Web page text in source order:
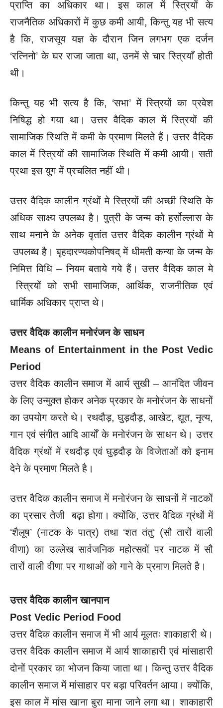
प्राप्ति का अधिकार था। इस काल में स्त्रियों के
राजनैतिक अधिकारों में कुछ कमी आयी, किन्तु यह भी सत्य
है कि, राजसूय यज्ञ के दौरान जिन लगभग एक दर्जन
‘रत्निनो’ के घर राजा जाता था, उनमें से चार स्त्रियाँ होती
थी।
किन्तु यह भी सत्य है कि, ‘सभा’ में स्त्रियों का प्रवेश
निषिद्ध हो गया था। उत्तर वैदिक काल में स्त्रियों की
सामाजिक स्थिति में कमी के प्रमाण मिलते हैं।उत्तर वैदिक
काल में स्त्रियों की सामाजिक स्थिति में कमी आयी। सती
प्रथा इस युग में प्रचलित नहीं थी।
उत्तर वैदिक कालीन ग्रंथों मे स्त्रियों की अच्छी स्थिति के
अधिक साक्ष्य उपलब्ध है। पुत्री के जन्म को हर्सोल्लास के
साथ मनाने के अनेक वृतांत उत्तर वैदिक कालीन ग्रंथों मे
उपलब्ध है। बृहदारण्यकोपनिषद् में धीमती कन्या के जन्म के
निमित्त विधि – नियम बताये गये हैं। उत्तर वैदिक काल मे
स्त्रियों को सभी सामाजिक, आर्थिक, राजनीतिक एवं
धार्मिक अधिकार प्राप्त थे।
उत्तर वैदिक कालीन मनोरंजन के साधन
Means of Entertainment in the Post Vedic
Period
उत्तर वैदिक कालीन समाज में आर्य सुखी – आनंदित जीवन
के लिए उन्मुक्त होकर अनेक प्रकार के मनोरंजन के साधनों
का उपयोग करते थे। रथदौड़, घुड़दौड़, आखेट, द्यूत, नृत्य,
गान एवं संगीत आदि आर्यों के मनोरंजन के साधन थे। उत्तर
वैदिक ग्रंथों में रथदौड़ एवं घुड़दौड़ के विजेताओं को इनाम
देने के प्रमाण मिलते है।
उत्तर वैदिक कालीन समाज में मनोरंजन के साधनों में नाटकों
का प्रसार तेजी बढ़ा होगा। क्योंकि, उत्तर वैदिक ग्रंथों में
‘शैलूष’ (नाटक के पात्र) तथा ‘शत तंतु‘ (सौ तारों वाली
वीणा) का उल्लेख सार्वजनिक महोत्सवों पर नाटक में सौ
तारों वाली वीणा पर गाथाओं को गाने के प्रमाण मिलते है।
उत्तर वैदिक कालीन खानपान
Post Vedic Period Food
उत्तर वैदिक कालीन समाज में भी आर्य मूलतः शाकाहारी थे।
उत्तर वैदिक कालीन समाज में आर्य शाकाहारी एवं मांसाहारी
दोनों प्रकार का भोजन किया जाता था। किन्तु उत्तर वैदिक
कालीन समाज में मांसाहार पर बड़ा परिवर्तन आया। क्योंकि,
इस काल में मांस खाना बुरा माना जाने लगा था। शाकाहारी